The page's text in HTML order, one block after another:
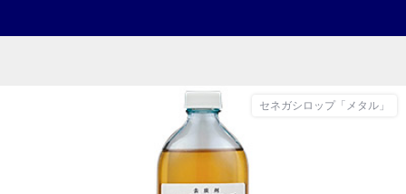
セネガシロップ「メタル」